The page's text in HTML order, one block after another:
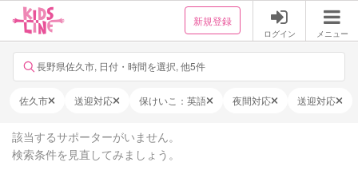
新規登録
ログイン メニュー
長野県佐久市, 日付・時間を選択, 他5件
佐久市 送迎対応 保けいこ：英語 夜間対応 送迎対応
該当するサポーターがいません。
検索条件を見直してみましょう。